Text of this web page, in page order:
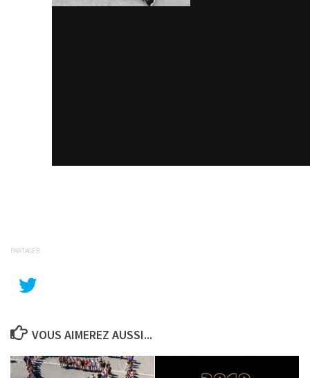
PARTAGER
VOUS AIMEREZ AUSSI...